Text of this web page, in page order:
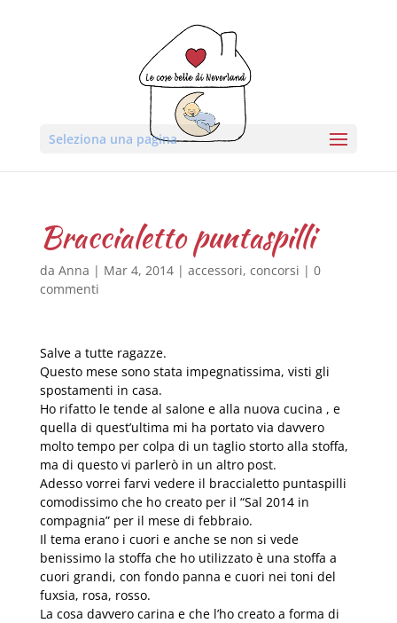
Seleziona una pagina
Braccialetto puntaspilli
da Anna | Mar 4, 2014| accessori, concorsi | 0
commenti
Salve a tutte ragazze.
Questo mese sono stata impegnatissima, visti gli
spostamenti in casa.
Ho rifatto le tende al salone e alla nuova cucina , e
quella di quest’ultima mi ha portato via davvero
molto tempo per colpa di un taglio storto alla stoffa,
ma di questo vi parlerò in un altro post.
Adesso vorrei farvi vedere il braccialetto puntaspilli
comodissimo che ho creato per il “Sal 2014 in
compagnia” per il mese di febbraio.
Il tema erano i cuori e anche se non si vede
benissimo la stoffa che ho utilizzato è una stoffa a
cuori grandi, con fondo panna e cuori nei toni del
fuxsia, rosa, rosso.
La cosa davvero carina e che l’ho creato a forma di